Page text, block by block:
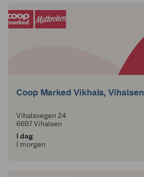
Coop Marked Vikhals, Vihalsen
Vihalsvegen 24
6697 Vihalsen
I dag
I morgen